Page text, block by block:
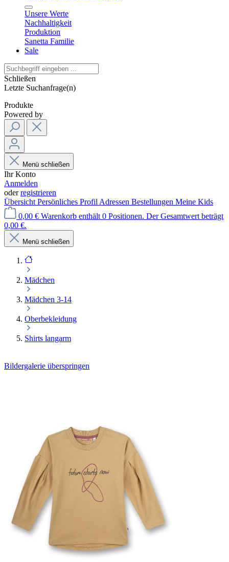
Unsere Werte
Nachhaltigkeit
Produktion
Sanetta Familie
Sale
Schließen
Letzte Suchanfrage(n)
Produkte
Powered by
Menü schließen
Ihr Konto
Anmelden
oderregistrieren
Übersicht Persönliches Profil Adressen Bestellungen Meine Kids
0,00 € Warenkorb enthält 0 Positionen. Der Gesamtwert beträgt
0,00 €.
Menü schließen
Mädchen
Mädchen 3-14
Oberbekleidung
Shirts langarm
Bildergalerie überspringen